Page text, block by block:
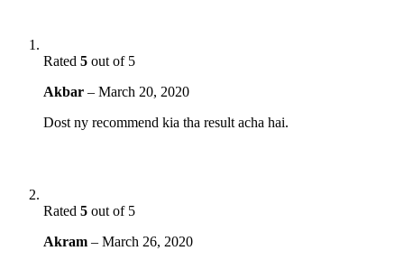
Rated 5 out of 5
Akbar – March 20, 2020
Dost ny recommend kia tha result acha hai.
Rated 5 out of 5
Akram – March 26, 2020